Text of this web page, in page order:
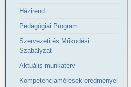
Házirend
Pedagógiai Program
Szervezeti és Működési
Szabályzat
Aktuális munkaterv
Kompetenciamérések eredményei